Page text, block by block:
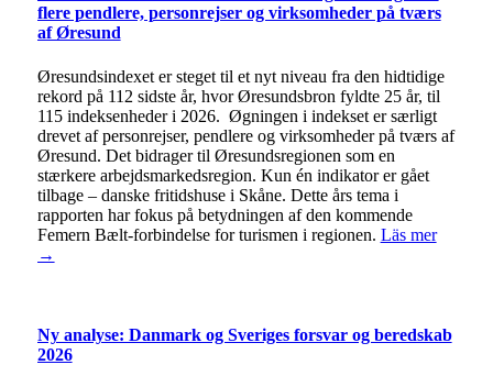
flere pendlere, personrejser og virksomheder på tværs
af Øresund
Øresundsindexet er steget til et nyt niveau fra den hidtidige
rekord på 112 sidste år, hvor Øresundsbron fyldte 25 år, til
115 indeksenheder i 2026. Øgningen i indekset er særligt
drevet af personrejser, pendlere og virksomheder på tværs af
Øresund. Det bidrager til Øresundsregionen som en
stærkere arbejdsmarkedsregion. Kun én indikator er gået
tilbage – danske fritidshuse i Skåne. Dette års tema i
rapporten har fokus på betydningen af den kommende
Femern Bælt-forbindelse for turismen i regionen. Läs mer
→
Ny analyse: Danmark og Sveriges forsvar og beredskab
2026